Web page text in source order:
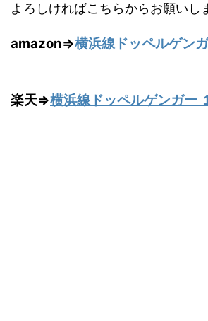
よろしければこちらからお願いし
amazon⇒横浜線ドッペルゲン
楽天⇒横浜線ドッペルゲンガー